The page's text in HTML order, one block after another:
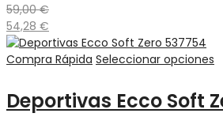
59,00€
54,28 €
Compra Rápida Seleccionar opciones
Deportivas Ecco Soft